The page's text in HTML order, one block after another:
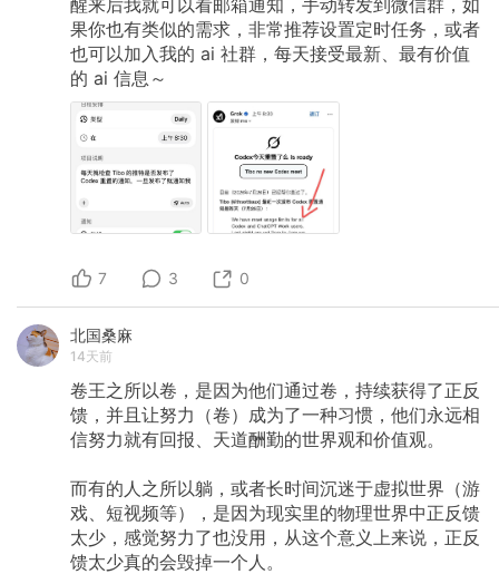
醒来后我就可以看邮箱通知，手动转发到微信群，如
果你也有类似的需求，非常推荐设置定时任务，或者
也可以加入我的 ai 社群，每天接受最新、最有价值
的 ai 信息～
7 3 0
北国桑麻
14天前
卷王之所以卷，是因为他们通过卷，持续获得了正反
馈，并且让努力（卷）成为了一种习惯，他们永远相
信努力就有回报、天道酬勤的世界观和价值观。
而有的人之所以躺，或者长时间沉迷于虚拟世界（游
戏、短视频等），是因为现实里的物理世界中正反馈
太少，感觉努力了也没用，从这个意义上来说，正反
馈太少真的会毁掉一个人。